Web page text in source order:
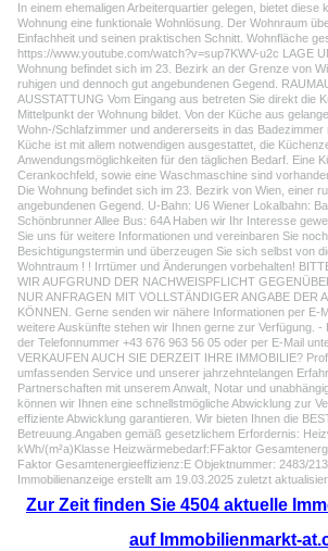
In einem ehemaligen Arbeiterquartier gelegen, bietet diese
Wohnung eine funktionale Wohnlösung. Der Wohnraum
Einfachheit und seinen praktischen Schnitt. Wohnfläche
https://www.youtube.com/watch?v=sup7KWV-u2c LAGE
Wohnung befindet sich im 23. Bezirk an der Grenze von
ruhigen und dennoch gut angebundenen Gegend.
AUSSTATTUNG Vom Eingang aus betreten Sie direkt die
Mittelpunkt der Wohnung bildet. Von der Küche aus
Wohn-/Schlafzimmer und andererseits in das
Küche ist mit allem notwendigen ausgestattet, die
Anwendungsmöglichkeiten für den täglichen Bedarf. Eine
Cerankochfeld, sowie eine Waschmaschine sind
Die Wohnung befindet sich im 23. Bezirk von Wien, einer
angebundenen Gegend. U-Bahn: U6 Wiener Lokalbahn:
Schönbrunner Allee Bus: 64A Haben wir Ihr Interesse
Sie uns für weitere Informationen und vereinbaren Sie
Besichtigungstermin und überzeugen Sie sich selbst von
Wohntraum ! ! Irrtümer und Änderungen vorbehalten!
WIR AUFGRUND DER NACHWEISPFLICHT
NUR ANFRAGEN MIT VOLLSTÄNDIGER ANGABE DER
KÖNNEN. Gerne senden wir nähere Informationen per E-
weitere Auskünfte stehen wir Ihnen gerne zur Verfügung. -
der Telefonnummer +43 676 963 56 05 oder per E-Mail
VERKAUFEN AUCH SIE DERZEIT IHRE IMMOBILIE?
umfassenden Service und unserer jahrzehntelangen
Partnerschaften mit unserem Anwalt, Notar und
können wir Ihnen eine schnellstmögliche Abwicklung zur
effiziente Abwicklung garantieren. Wir bieten Ihnen die
Betreuung.Angaben gemäß gesetzlichem Erfordernis:
kWh/(m²a)Klasse Heizwärmebedarf:FFaktor
Faktor Gesamtenergieeffizienz:E Objektnummer: 2483/
Immobilienanzeige erstellt am 19.03.2025 zuletzt
Zur Zeit finden Sie 4504 aktuelle
auf Immobilienmarkt-